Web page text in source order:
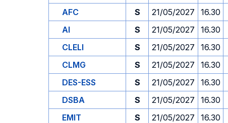
AFC
S 21/05/2027 16.30
AI
S 21/05/2027 16.30
CLELI
S 21/05/2027 16.30
CLMG
S 21/05/2027 16.30
DES-ESS
S 21/05/2027 16.30
DSBA
S 21/05/2027 16.30
EMIT
S 21/05/2027 16.30